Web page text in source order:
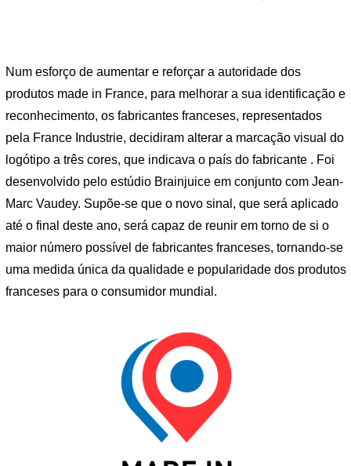
Num esforço de aumentar e reforçar a autoridade dos
produtos made in France, para melhorar a sua identificação e
reconhecimento, os fabricantes franceses, representados
pela France Industrie, decidiram alterar a marcação visual do
logótipo a três cores, que indicava o país do fabricante . Foi
desenvolvido pelo estúdio Brainjuice em conjunto com Jean-
Marc Vaudey. Supõe-se que o novo sinal, que será aplicado
até o final deste ano, será capaz de reunir em torno de si o
maior número possível de fabricantes franceses, tornando-se
uma medida única da qualidade e popularidade dos produtos
franceses para o consumidor mundial.